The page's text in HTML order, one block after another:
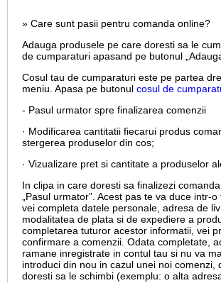
» Care sunt pasii pentru comanda online?
Adauga produsele pe care doresti sa le
de cumparaturi apasand pe butonul
Cosul tau de cumparaturi este pe partea
meniu. Apasa pe butonul cosul de
- Pasul urmator spre finalizarea comenzii
· Modificarea cantitatii fiecarui produs
stergerea produselor din cos;
· Vizualizare pret si cantitate a produselor
In clipa in care doresti sa finalizezi
„Pasul urmator”. Acest pas te va duce intr-
vei completa datele personale, adresa de
modalitatea de plata si de expediere a
completarea tuturor acestor informatii, vei
confirmare a comenzii. Odata completate,
ramane inregistrate in contul tau si nu va
introduci din nou in cazul unei noi comenzi,
doresti sa le schimbi (exemplu: o alta